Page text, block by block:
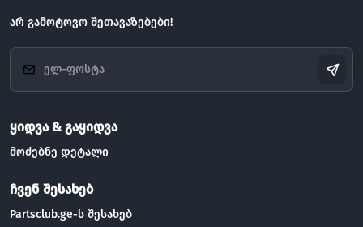
არ გამოტოვო შეთავაზებები!
ყიდვა & გაყიდვა
მოძებნე დეტალი
ჩვენ შესახებ
Partsclub.ge-ს შესახებ